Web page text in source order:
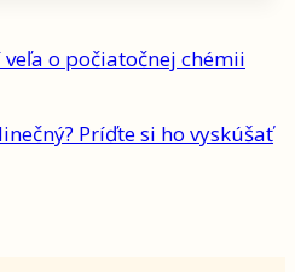
o počiatočnej chémii
Príďte si ho vyskúšať